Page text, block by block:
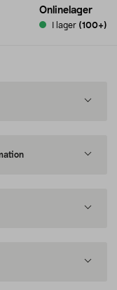
Onlinelager
I lager (100+)